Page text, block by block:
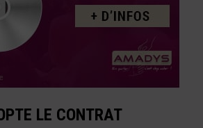
LE CONTRAT